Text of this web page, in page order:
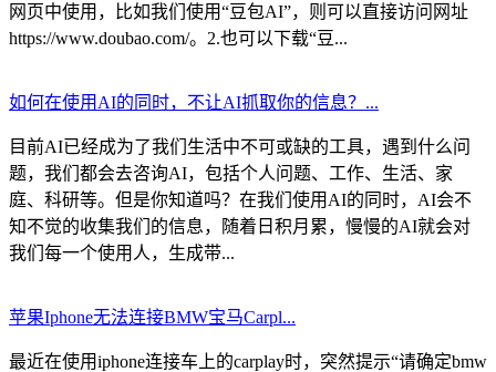
网页中使用，比如我们使用“豆包AI”，则可以直接访问网址
https://www.doubao.com/。2.也可以下载“豆...
如何在使用AI的同时，不让AI抓取你的信息？...
目前AI已经成为了我们生活中不可或缺的工具，遇到什么问
题，我们都会去咨询AI，包括个人问题、工作、生活、家
庭、科研等。但是你知道吗？在我们使用AI的同时，AI会不
知不觉的收集我们的信息，随着日积月累，慢慢的AI就会对
我们每一个使用人，生成带...
苹果Iphone无法连接BMW宝马Carpl...
最近在使用iphone连接车上的carplay时，突然提示“请确定bmw